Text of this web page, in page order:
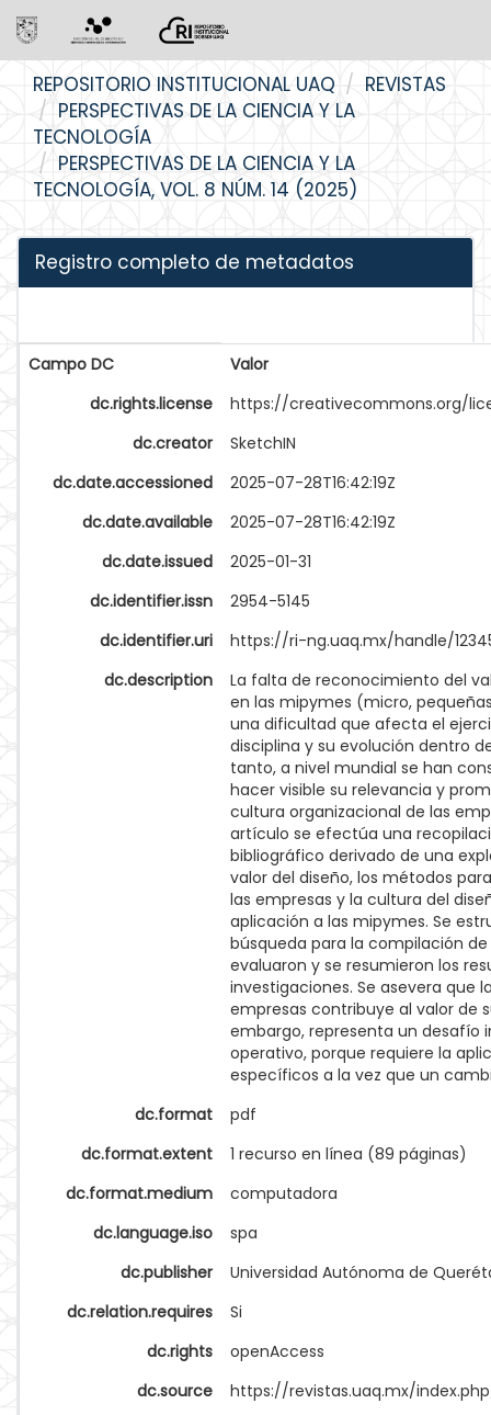
navigation
REPOSITORIO INSTITUCIONAL UAQ
REVISTAS
PERSPECTIVAS DE LA CIENCIA Y LA
TECNOLOGÍA
PERSPECTIVAS DE LA CIENCIA Y LA
TECNOLOGÍA, VOL. 8 NÚM. 14 (2025)
Registro completo de metadatos
Campo DC
Valor
dc.rights.license
https://creativecommons.org/
dc.creator
SketchIN
dc.date.accessioned
2025-07-28T16:42:19Z
dc.date.available
2025-07-28T16:42:19Z
dc.date.issued
2025-01-31
dc.identifier.issn
2954-5145
dc.identifier.uri
https://ri-ng.uaq.mx/handle/
dc.description
La falta de reconocimiento del
en las mipymes (micro,
una dificultad que afecta el
disciplina y su evolución dentro
tanto, a nivel mundial se han
hacer visible su relevancia y
cultura organizacional de las
artículo se efectúa una
bibliográfico derivado de una
valor del diseño, los métodos
las empresas y la cultura del
aplicación a las mipymes. Se
búsqueda para la compilación
evaluaron y se resumieron los
investigaciones. Se asevera que
empresas contribuye al valor de
embargo, representa un desafío
operativo, porque requiere la
específicos a la vez que un
dc.format
pdf
dc.format.extent
1 recurso en línea (89 páginas)
dc.format.medium
computadora
dc.language.iso
spa
dc.publisher
Universidad Autónoma de
dc.relation.requires
Si
dc.rights
openAccess
dc.source
https://revistas.uaq.mx/